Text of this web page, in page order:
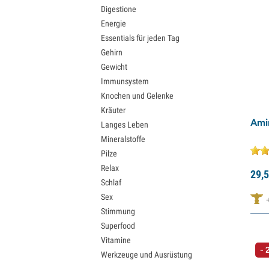
29,
-
Digestione
Energie
Essentials für jeden Tag
Gehirn
Gewicht
Immunsystem
Knochen und Gelenke
Kräuter
Langes Leben
Mineralstoffe
Pilze
Relax
Schlaf
Sex
Stimmung
Superfood
Vitamine
Werkzeuge und Ausrüstung